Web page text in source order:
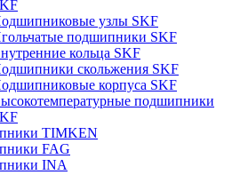
узлы SKF
подшипники SKF
кольца SKF
скольжения SKF
корпуса SKF
подшипники
TIMKEN
FAG
INA